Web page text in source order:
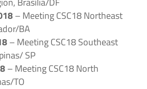
– Meeting CSC18 Northeast
BA
– Meeting CSC18 Southeast
SP
– Meeting CSC18 North
TO